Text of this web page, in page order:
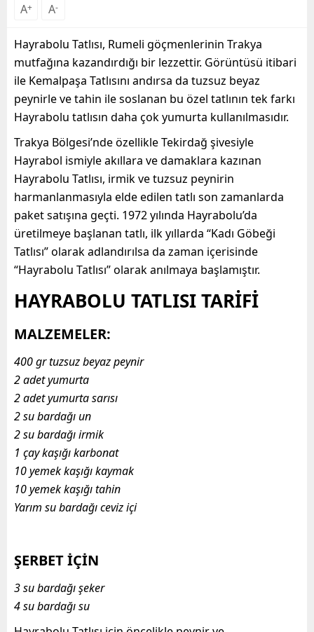
A+ A-
Hayrabolu Tatlısı, Rumeli göçmenlerinin Trakya
mutfağına kazandırdığı bir lezzettir. Görüntüsü itibari
ile Kemalpaşa Tatlısını andırsa da tuzsuz beyaz
peynirle ve tahin ile soslanan bu özel tatlının tek farkı
Hayrabolu tatlısın daha çok yumurta kullanılmasıdır.
Trakya Bölgesi’nde özellikle Tekirdağ şivesiyle
Hayrabol ismiyle akıllara ve damaklara kazınan
Hayrabolu Tatlısı, irmik ve tuzsuz peynirin
harmanlanmasıyla elde edilen tatlı son zamanlarda
paket satışına geçti. 1972 yılında Hayrabolu’da
üretilmeye başlanan tatlı, ilk yıllarda “Kadı Göbeği
Tatlısı” olarak adlandırılsa da zaman içerisinde
“Hayrabolu Tatlısı” olarak anılmaya başlamıştır.
HAYRABOLU TATLISI TARİFİ
MALZEMELER:
400 gr tuzsuz beyaz peynir
2 adet yumurta
2 adet yumurta sarısı
2 su bardağı un
2 su bardağı irmik
1 çay kaşığı karbonat
10 yemek kaşığı kaymak
10 yemek kaşığı tahin
Yarım su bardağı ceviz içi
ŞERBET İÇİN
3 su bardağı şeker
4 su bardağı su